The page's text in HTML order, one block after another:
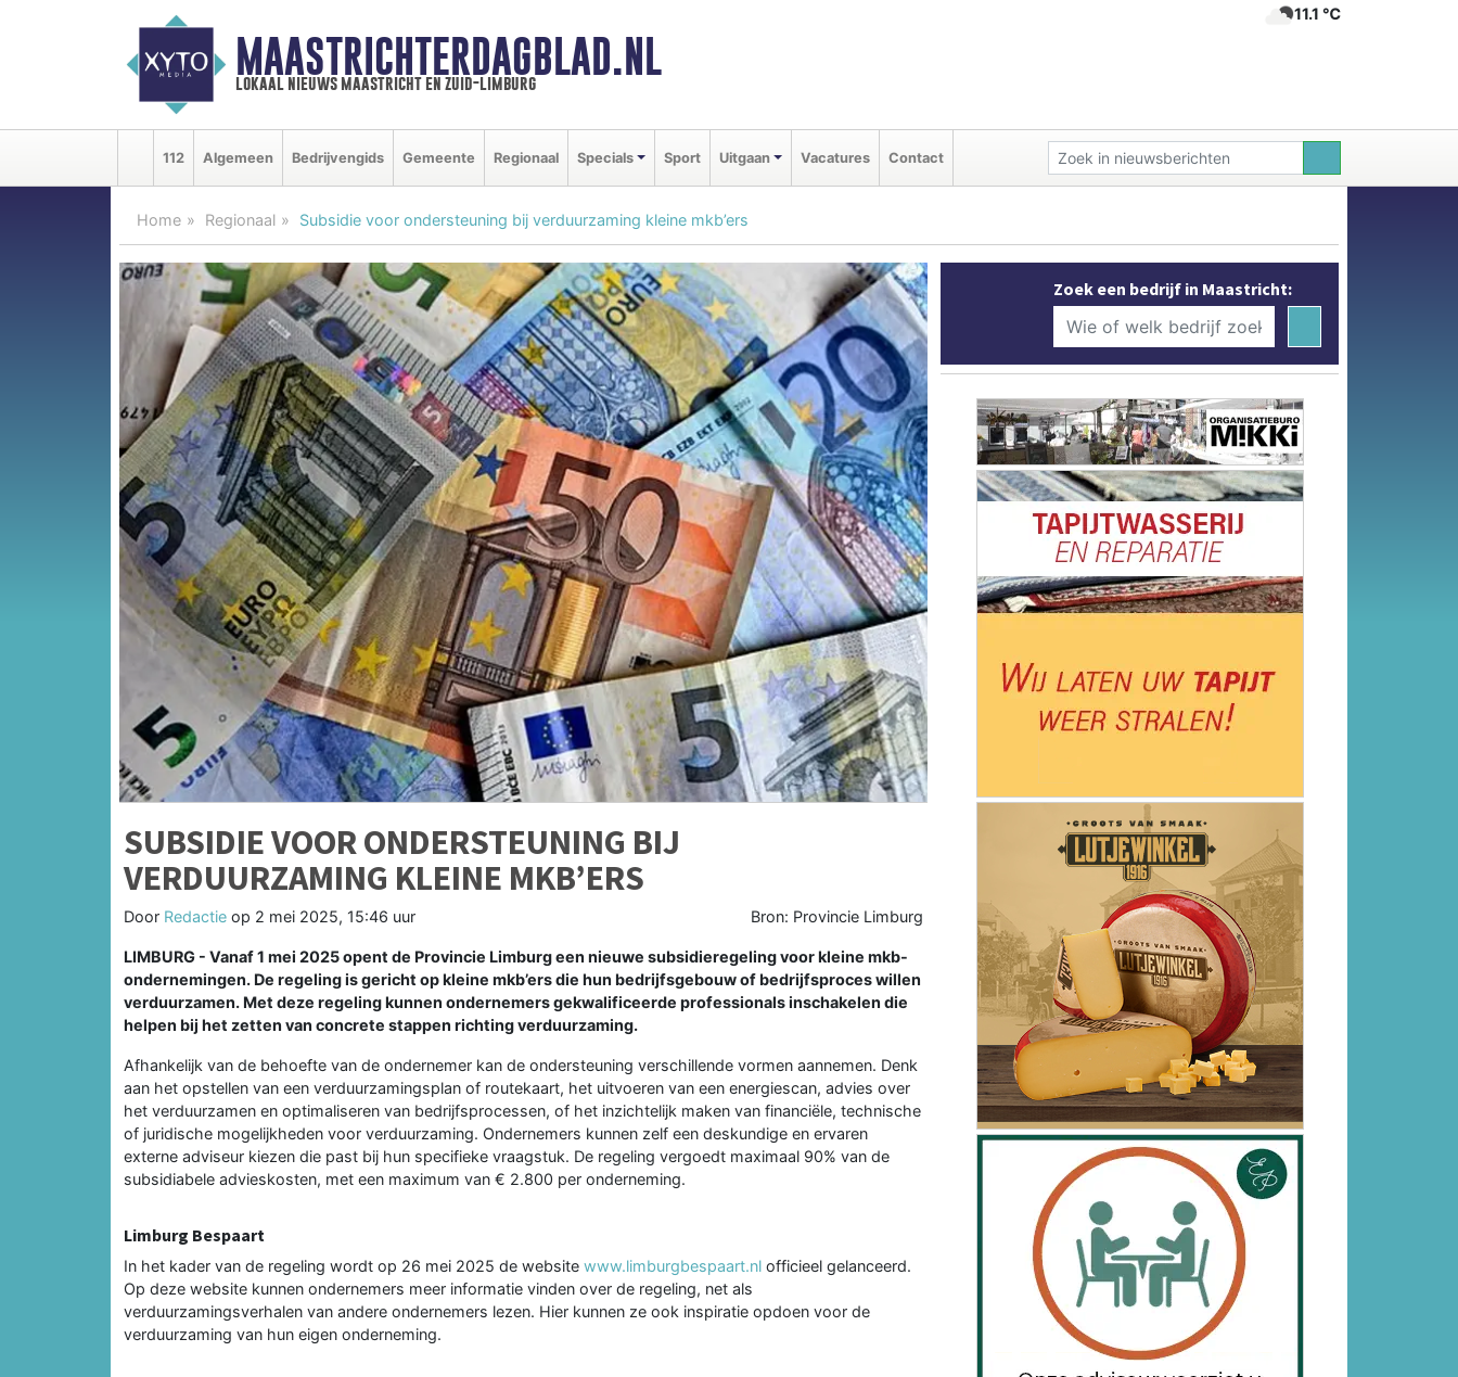
MAASTRICHTERDAGBLAD.NL
lokaal nieuws maastricht en zuid-limburg
11.1 ℃
112 Algemeen Bedrijvengids Gemeente Regionaal Specials Sport Uitgaan Vacatures Contact
Home Regionaal Subsidie voor ondersteuning bij verduurzaming kleine mkb’ers
SUBSIDIE VOOR ONDERSTEUNING BIJ
VERDUURZAMING KLEINE MKB’ERS
Door Redactie op 2 mei 2025, 15:46 uur Bron: Provincie Limburg
LIMBURG - Vanaf 1 mei 2025 opent de Provincie Limburg een nieuwe subsidieregeling voor kleine mkb-
ondernemingen. De regeling is gericht op kleine mkb’ers die hun bedrijfsgebouw of bedrijfsproces willen
verduurzamen. Met deze regeling kunnen ondernemers gekwalificeerde professionals inschakelen die
helpen bij het zetten van concrete stappen richting verduurzaming.
Afhankelijk van de behoefte van de ondernemer kan de ondersteuning verschillende vormen aannemen. Denk
aan het opstellen van een verduurzamingsplan of routekaart, het uitvoeren van een energiescan, advies over
het verduurzamen en optimaliseren van bedrijfsprocessen, of het inzichtelijk maken van financiële, technische
of juridische mogelijkheden voor verduurzaming. Ondernemers kunnen zelf een deskundige en ervaren
externe adviseur kiezen die past bij hun specifieke vraagstuk. De regeling vergoedt maximaal 90% van de
subsidiabele advieskosten, met een maximum van € 2.800 per onderneming.
Limburg Bespaart
In het kader van de regeling wordt op 26 mei 2025 de website www.limburgbespaart.nl officieel gelanceerd.
Op deze website kunnen ondernemers meer informatie vinden over de regeling, net als
verduurzamingsverhalen van andere ondernemers lezen. Hier kunnen ze ook inspiratie opdoen voor de
verduurzaming van hun eigen onderneming.
Zoek een bedrijf in Maastricht: